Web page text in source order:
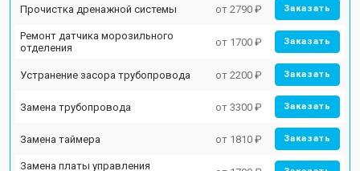
Прочистка дренажной системы от 2790 ₽ Заказать
Ремонт датчика морозильного
отделения
от 1700 ₽ Заказать
Устранение засора трубопровода от 2200 ₽ Заказать
Замена трубопровода от 3300 ₽ Заказать
Замена таймера от 1810 ₽ Заказать
Замена платы управления